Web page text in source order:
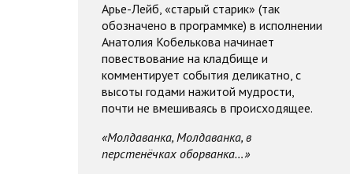
Арье-Лейб, «старый старик» (так
обозначено в программке) в исполнении
Анатолия Кобелькова начинает
повествование на кладбище и
комментирует события деликатно, с
высоты годами нажитой мудрости,
почти не вмешиваясь в происходящее.
«Молдаванка, Молдаванка, в
перстенёчках оборванка…»